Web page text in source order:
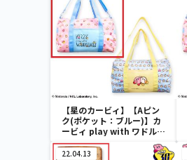
【星のカービィ】【Aピン
ク(ポケット：ブルー)】カ
ービィ play with ワドルデ
ィ ボストンバッグ
22.04.13